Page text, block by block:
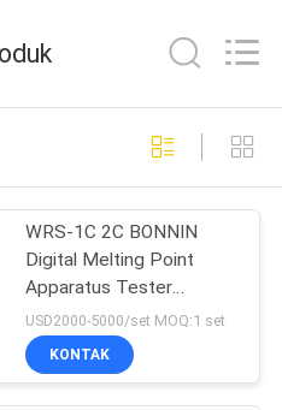
Pulp
74
45
WRS-1C 2C BONNIN
Digital Melting Point
Apparatus Tester
Instrumen Pengujian Lab
USD2000-5000/set MOQ:1 set
KONTAK